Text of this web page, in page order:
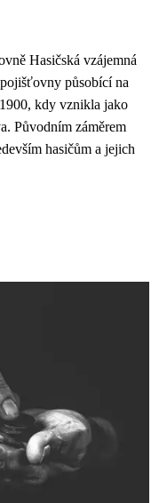
Hasičská vzájemná
působící na
kdy vznikla jako
Původním záměrem
hasičům a jejich